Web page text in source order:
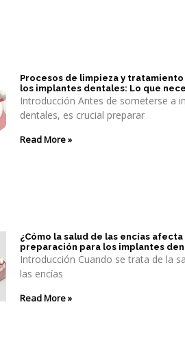
Procesos de limpieza y
los implantes dentales: Lo que
Introducción Antes de someterse a
dentales, es crucial preparar
Read More »
¿Cómo la salud de las encías afecta
preparación para los implantes
Introducción Cuando se trata de la
las encías
Read More »